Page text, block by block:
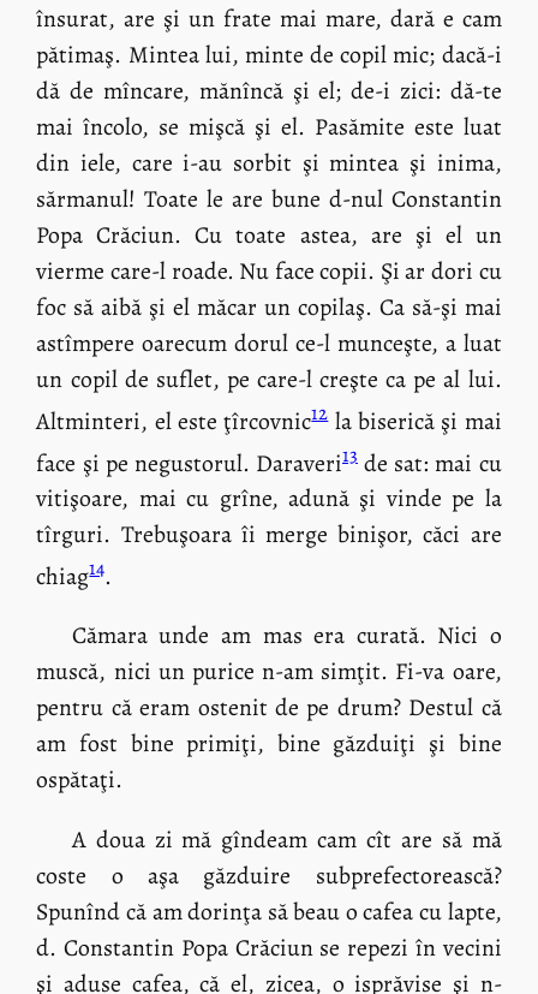
însurat, are şi un frate mai mare, dară e cam
pătimaş. Mintea lui, minte de copil mic; dacă-i
dă de mîncare, mănîncă şi el; de-i zici: dă-te
mai încolo, se mişcă şi el. Pasămite este luat
din iele, care i-au sorbit şi mintea şi inima,
sărmanul! Toate le are bune d-nul Constantin
Popa Crăciun. Cu toate astea, are şi el un
vierme care-l roade. Nu face copii. Şi ar dori cu
foc să aibă şi el măcar un copilaş. Ca să-şi mai
astîmpere oarecum dorul ce-l munceşte, a luat
un copil de suflet, pe care-l creşte ca pe al lui.
Altminteri, el este ţîrcovnic12la biserică şi mai
face şi pe negustorul. Daraveri13 de sat: mai cu
vitişoare, mai cu grîne, adună şi vinde pe la
tîrguri. Trebuşoara îi merge binişor, căci are
chiag14.
Cămara unde am mas era curată. Nici o
muscă, nici un purice n-am simţit. Fi-va oare,
pentru că eram ostenit de pe drum? Destul că
am fost bine primiţi, bine găzduiţi şi bine
ospătaţi.
A doua zi mă gîndeam cam cît are să mă
coste o aşa găzduire subprefectorească?
Spunînd că am dorinţa să beau o cafea cu lapte,
d. Constantin Popa Crăciun se repezi în vecini
şi aduse cafea, că el, zicea, o isprăvise şi n-